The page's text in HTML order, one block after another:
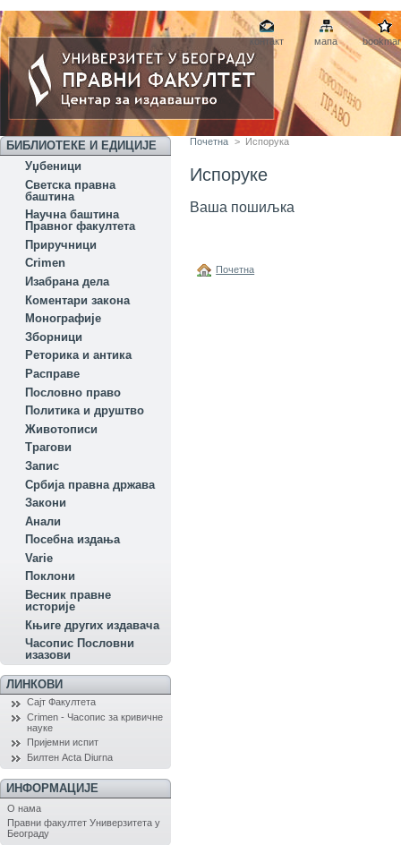
контакт мапа
БИБЛИОТЕКЕ И ЕДИЦИЈЕ
Уџбеници
Светска правна
баштина
Научна баштина
Правног факултета
Приручници
Crimen
Изабрана дела
Коментари закона
Монографије
Зборници
Реторика и антика
Расправе
Пословно право
Политика и друштво
Животописи
Трагови
Запис
Србија правна држава
Закони
Aнали
Посебна издања
Variе
Поклони
Весник правне
историје
Књиге других издавача
Часопис Пословни
изазови
ЛИНКОВИ
Сајт Факултета
Crimen - Часопис за кривичне
науке
Пријемни испит
Билтен Acta Diurna
ИНФОРМАЦИЈЕ
О нама
Правни факултет Универзитета у
Београду
Почетна > Испорука
Испоруке
Ваша пошиљка
Почетна